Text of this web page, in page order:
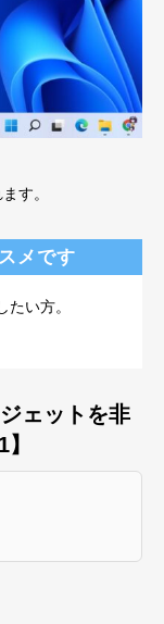
す。
メです
い方。
ェットを非